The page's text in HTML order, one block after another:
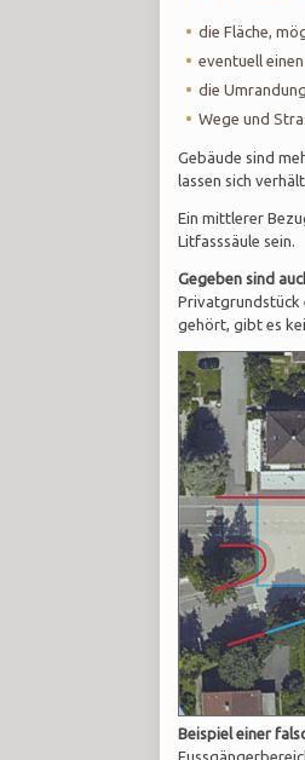
die Fläche,
eventuell
die
Wege und
Gebäude sind
lassen sich
Ein mittlerer
Litfasssäule sein.
Gegeben sind
Privatgrundstück
gehört, gibt es
Beispiel einer